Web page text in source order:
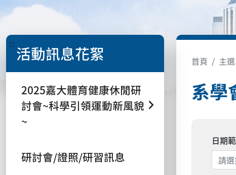
::: 活動訊息花絮
2025嘉大體育健康休閒研
討會~科學引領運動新風貌
~
研討會/證照/研習訊息
首頁 主
系學
日期